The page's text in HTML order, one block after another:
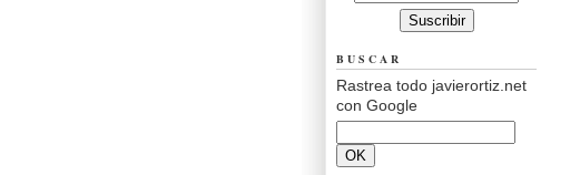
BUSCAR
Rastrea todo javierortiz.net
con Google